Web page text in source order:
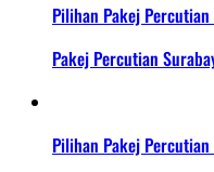
Pilihan Pakej
Pakej Percutian
Pilihan Pakej